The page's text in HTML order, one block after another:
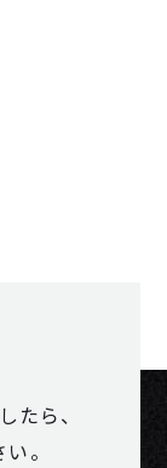
たら、
。